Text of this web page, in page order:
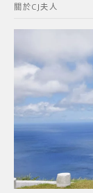
字:
關於CJ夫人